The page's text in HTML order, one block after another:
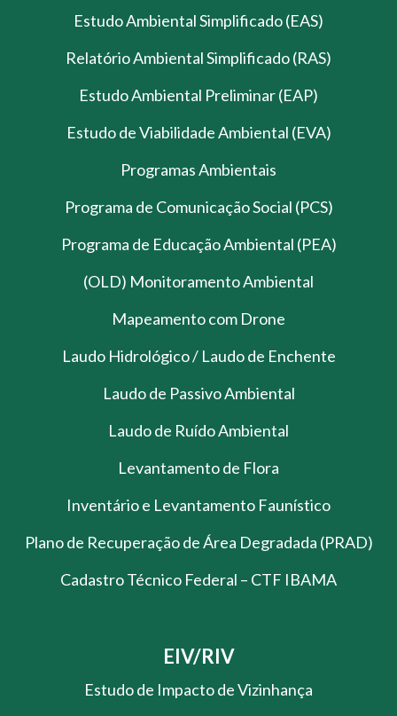
Estudo Ambiental Simplificado (EAS)
Relatório Ambiental Simplificado (RAS)
Estudo Ambiental Preliminar (EAP)
Estudo de Viabilidade Ambiental (EVA)
Programas Ambientais
Programa de Comunicação Social (PCS)
Programa de Educação Ambiental (PEA)
(OLD) Monitoramento Ambiental
Mapeamento com Drone
Laudo Hidrológico / Laudo de Enchente
Laudo de Passivo Ambiental
Laudo de Ruído Ambiental
Levantamento de Flora
Inventário e Levantamento Faunístico
Plano de Recuperação de Área Degradada (PRAD)
Cadastro Técnico Federal – CTF IBAMA
EIV/RIV
Estudo de Impacto de Vizinhança